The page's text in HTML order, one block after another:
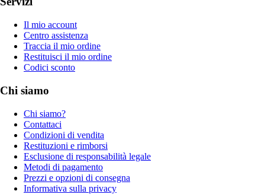
Il mio account
Centro assistenza
Traccia il mio ordine
Restituisci il mio ordine
Codici sconto
Chi siamo
Chi siamo?
Contattaci
Condizioni di vendita
Restituzioni e rimborsi
Esclusione di responsabilità legale
Metodi di pagamento
Prezzi e opzioni di consegna
Informativa sulla privacy